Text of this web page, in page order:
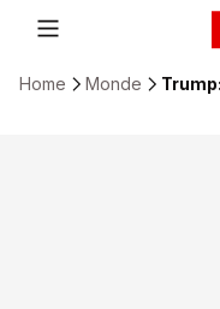
Home Monde